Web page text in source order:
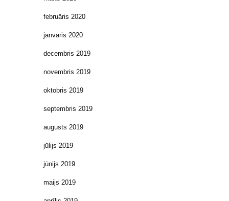
februāris 2020
janvāris 2020
decembris 2019
novembris 2019
oktobris 2019
septembris 2019
augusts 2019
jūlijs 2019
jūnijs 2019
maijs 2019